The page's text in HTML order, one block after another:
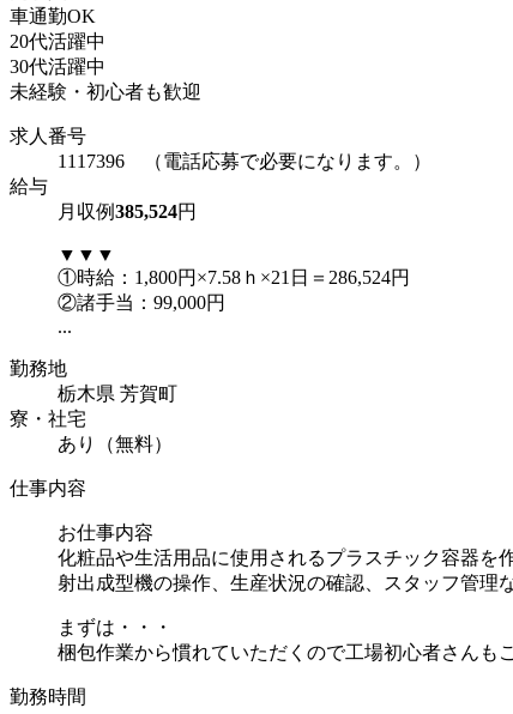
車通勤OK
20代活躍中
30代活躍中
未経験・初心者も歓迎
求人番号
1117396 （電話応募で必要になります。）
給与
月収例385,524円
▼▼▼
①時給：1,800円×7.58ｈ×21日＝286,524円
②諸手当：99,000円
...
勤務地
栃木県 芳賀町
寮・社宅
あり（無料）
仕事内容
お仕事内容
化粧品や生活用品に使用されるプラスチック容器を
射出成型機の操作、生産状況の確認、スタッフ管理
まずは・・・
梱包作業から慣れていただくので工場初心者さんも
勤務時間